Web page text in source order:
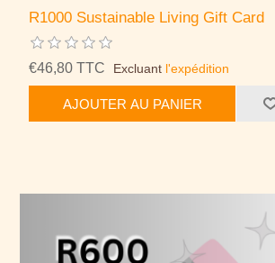
R1000 Sustainable Living Gift Card
€46,80 TTC Excluant l'expédition
AJOUTER AU PANIER